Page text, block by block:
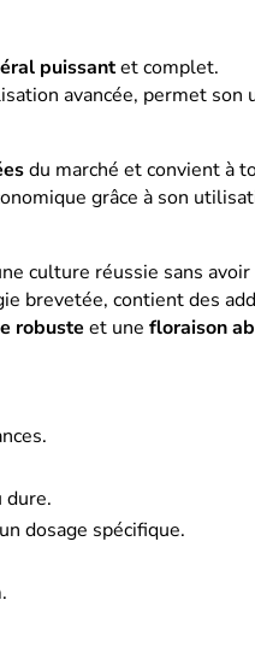
puissantet complet.
avancée, permet
du marché et convient à
grâce à son
culture réussie sans
brevetée, contient des
robuste et une floraison
dure.
dosage spécifique.